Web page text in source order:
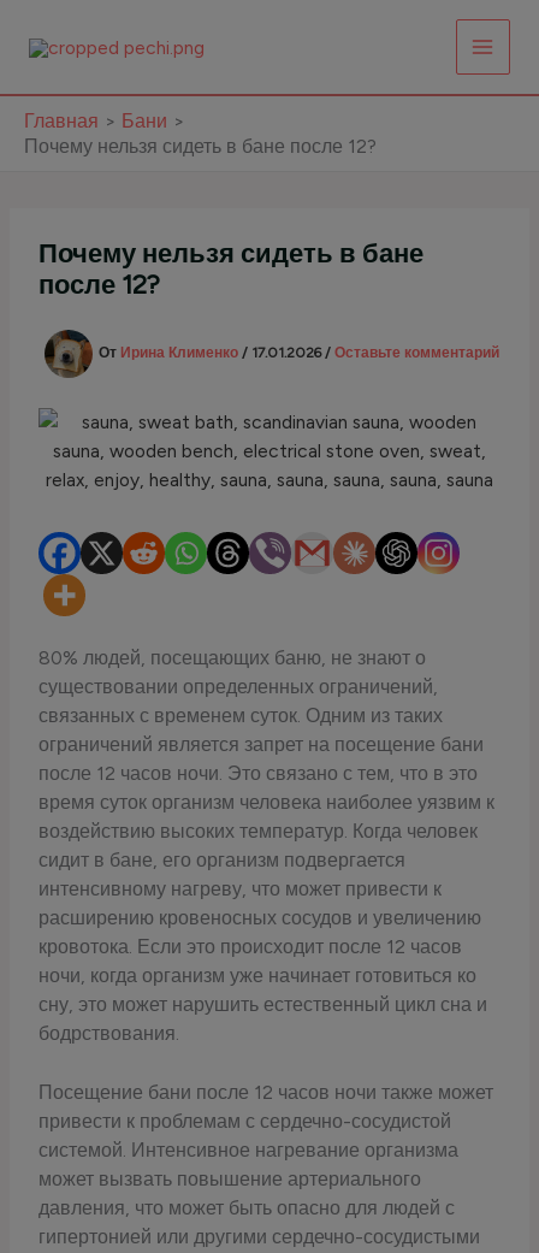
Главная
Бани
Почему нельзя сидеть в бане после 12?
Почему нельзя сидеть в бане
после 12?
От Ирина Клименко/ 17.01.2026/Оставьте комментарий
80% людей, посещающих баню, не знают о
существовании определенных ограничений,
связанных с временем суток. Одним из таких
ограничений является запрет на посещение бани
после 12 часов ночи. Это связано с тем, что в это
время суток организм человека наиболее уязвим к
воздействию высоких температур. Когда человек
сидит в бане, его организм подвергается
интенсивному нагреву, что может привести к
расширению кровеносных сосудов и увеличению
кровотока. Если это происходит после 12 часов
ночи, когда организм уже начинает готовиться ко
сну, это может нарушить естественный цикл сна и
бодрствования.
Посещение бани после 12 часов ночи также может
привести к проблемам с сердечно-сосудистой
системой. Интенсивное нагревание организма
может вызвать повышение артериального
давления, что может быть опасно для людей с
гипертонией или другими сердечно-сосудистыми